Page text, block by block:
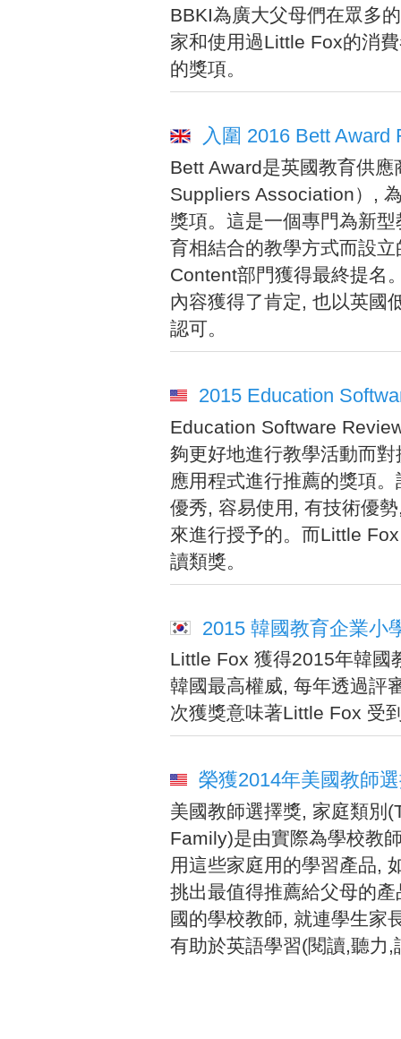
BBKI為廣大父母們在眾多
家和使用過Little Fox的消
的獎項。
入圍 2016 Bett Award
Bett Award是英國教育供
Suppliers Association）,
獎項。這是一個專門為新
育相結合的教學方式而設
Content部門獲得最終提名
內容獲得了肯定, 也以英國
認可。
2015 Education
Education Software
夠更好地進行教學活動而
應用程式進行推薦的獎項
優秀, 容易使用, 有技術優
來進行授予的。而Little
讀類獎。
2015 韓國教育企業小
Little Fox 獲得2015年韓國
韓國最高權威, 每年透過評
次獲獎意味著Little Fox 受
榮獲2014年美國教師
美國教師選擇獎, 家庭類別
Family)是由實際為學校教
用這些家庭用的學習產品,
挑出最值得推薦給父母的
國的學校教師, 就連學生家
有助於英語學習(閱讀,聽力,